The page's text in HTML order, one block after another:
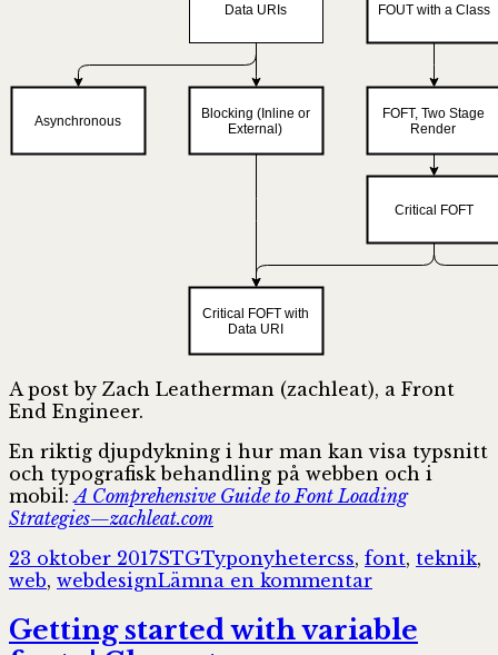
A post by Zach Leatherman (zachleat), a Front
End Engineer.
En riktig djupdykning i hur man kan visa typsnitt
och typografisk behandling på webben och i
mobil:A Comprehensive Guide to Font Loading
Strategies—zachleat.com
Postat
23 oktober 2017Författare
STGKategorier
TyponyheterTaggar
css, font, teknik,
web, webdesignLämna en kommentartill
Guide
Getting started with variable